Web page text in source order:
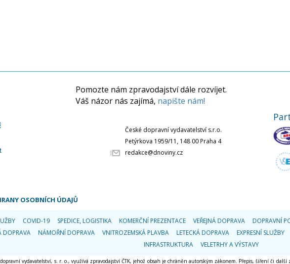
OSOBNÍCH ÚDAJŮ
Pomozte nám zpravodajství dále rozvíjet.
Váš názor nás zajímá, napište nám!
České dopravní vydavatelství s.r.o.
Petýrkova 1959/11, 148 00 Praha 4
redakce@dnoviny.cz
COVID-19 SPEDICE, LOGISTIKA KOMERČNÍ PREZENTACE VEŘEJNÁ DOPRAVA DOPRAVNÍ
DOPRAVA
NÁMOŘNÍ DOPRAVA VNITROZEMSKÁ PLAVBA LETECKÁ DOPRAVA EXPRESNÍ SLUŽBY
INFRASTRUKTURA
VELETRHY A VÝSTAVY
dopravní vydavatelství, s. r. o., využívá zpravodajství ČTK, jehož obsah je chráněn autorským zákonem. Přepis, šíření či